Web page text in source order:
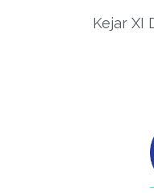
Kejar XI